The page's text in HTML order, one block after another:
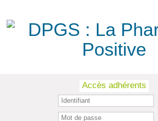
Accès adhérents